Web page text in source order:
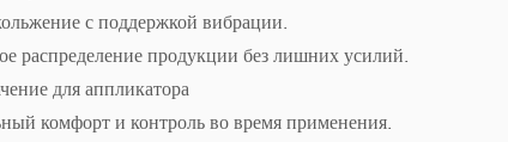
с поддержкой вибрации.
распределение продукции без лишних усилий.
для аппликатора
комфорт и контроль во время применения.